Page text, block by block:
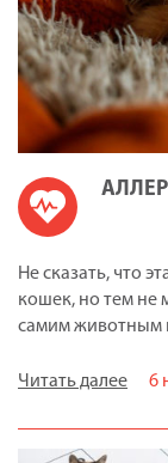
Не сказать, что
кошек, но тем не
самим животным
Читать далее 6